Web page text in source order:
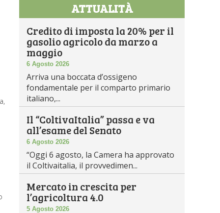
ATTUALITÀ
Credito di imposta la 20% per il
gasolio agricolo da marzo a
maggio
6 Agosto 2026
Arriva una boccata d’ossigeno
fondamentale per il comparto primario
italiano,...
Il “ColtivaItalia” passa e va
all’esame del Senato
6 Agosto 2026
“Oggi 6 agosto, la Camera ha approvato
il Coltivaitalia, il provvedimen...
Mercato in crescita per
l’agricoltura 4.0
5 Agosto 2026